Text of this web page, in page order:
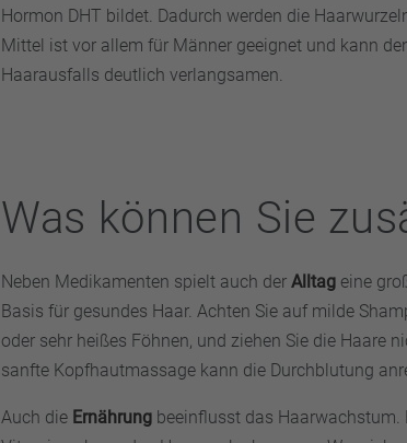
Hormon DHT bildet. Dadurch werden die
Mittel ist vor allem für Männer geeignet und kann
Haarausfalls deutlich verlangsamen.
Was können Sie
Neben Medikamenten spielt auch der Alltageine
Basis für gesundes Haar. Achten Sie auf milde
oder sehr heißes Föhnen, und ziehen Sie die Haare
sanfte Kopfhautmassage kann die Durchblutung
Auch die Ernährungbeeinflusst das Haarwachstum.